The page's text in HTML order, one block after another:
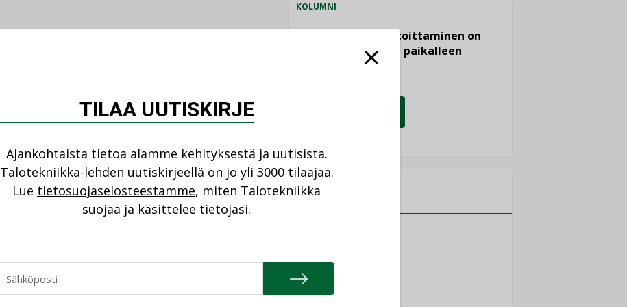
KOLUMNI
Vesi- ja viemärimitoittaminen on
jämähtänyt ajassa paikalleen
NIMITYKSET
Refair
TILAA UUTISKIRJE
Ajankohtaista tietoa alamme kehityksestä ja uutisista.
Talotekniikka-lehden uutiskirjeellä on jo yli 3000 tilaajaa.
Lue tietosuojaselosteestamme, miten Talotekniikka
suojaa ja käsittelee tietojasi.